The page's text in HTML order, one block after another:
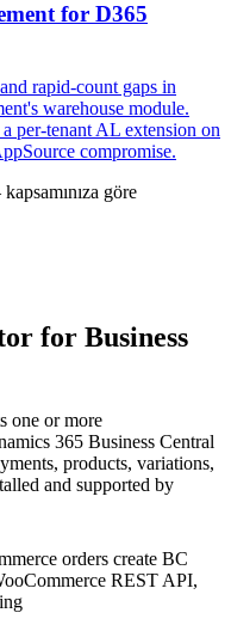
for D365
rapid-count gaps in
warehouse module.
per-tenant AL extension on
compromise.
göre
for Business
one or more
365 Business Central
products, variations,
and supported by
orders create BC
REST API,